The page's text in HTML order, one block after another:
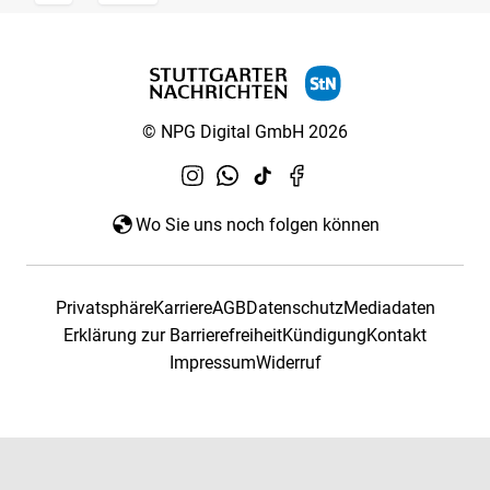
© NPG Digital GmbH 2026
Wo Sie uns noch folgen können
PrivatsphäreKarriereAGBDatenschutzMediadaten
Erklärung zur BarrierefreiheitKündigungKontakt
ImpressumWiderruf